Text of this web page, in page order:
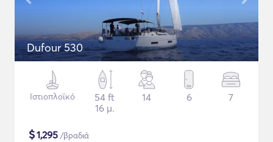
Dufour 530
Ιστιοπλοϊκό
54 ft
16 μ.
14 6 7
$1,295 /βραδιά